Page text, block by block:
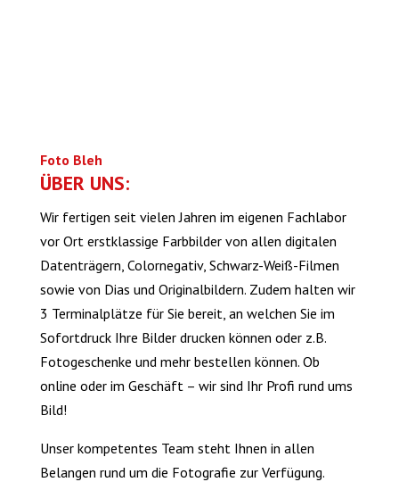
Foto Bleh
ÜBER UNS:
Wir fertigen seit vielen Jahren im eigenen Fachlabor
vor Ort erstklassige Farbbilder von allen digitalen
Datenträgern, Colornegativ, Schwarz-Weiß-Filmen
sowie von Dias und Originalbildern. Zudem halten wir
3 Terminalplätze für Sie bereit, an welchen Sie im
Sofortdruck Ihre Bilder drucken können oder z.B.
Fotogeschenke und mehr bestellen können. Ob
online oder im Geschäft – wir sind Ihr Profi rund ums
Bild!
Unser kompetentes Team steht Ihnen in allen
Belangen rund um die Fotografie zur Verfügung.